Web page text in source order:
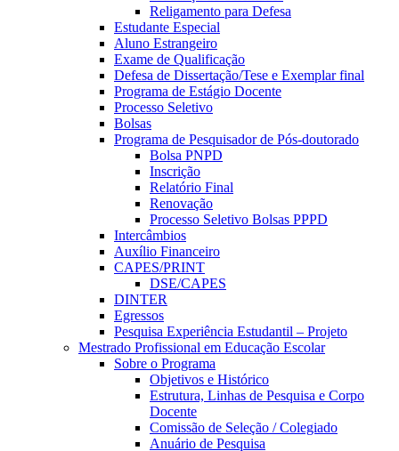
Religamento para Defesa
Estudante Especial
Aluno Estrangeiro
Exame de Qualificação
Defesa de Dissertação/Tese e Exemplar final
Programa de Estágio Docente
Processo Seletivo
Bolsas
Programa de Pesquisador de Pós-doutorado
Bolsa PNPD
Inscrição
Relatório Final
Renovação
Processo Seletivo Bolsas PPPD
Intercâmbios
Auxílio Financeiro
CAPES/PRINT
DSE/CAPES
DINTER
Egressos
Pesquisa Experiência Estudantil – Projeto
Mestrado Profissional em Educação Escolar
Sobre o Programa
Objetivos e Histórico
Estrutura, Linhas de Pesquisa e Corpo
Docente
Comissão de Seleção / Colegiado
Anuário de Pesquisa